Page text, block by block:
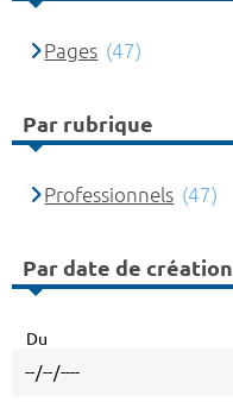
Pages (47)
Par rubrique
Professionnels (47)
Par date de création
Du